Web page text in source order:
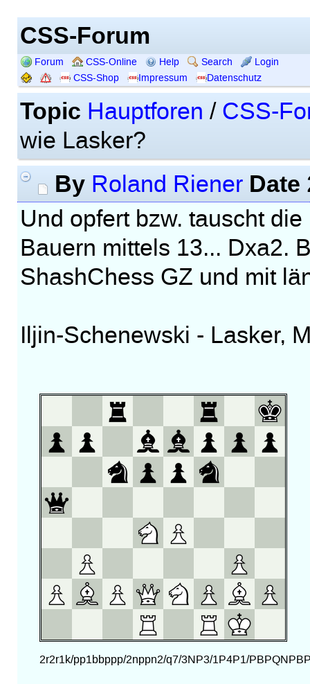
CSS-Forum
Forum CSS-Online Help Search
Login
CSS-Shop
Impressum Datenschutz
Topic Hauptforen / CSS-
wie Lasker?
By Roland Riener Date
Und opfert bzw. tauscht
Bauern mittels 13... Dxa2.
ShashChess GZ und mit
Iljin-Schenewski - Lasker,